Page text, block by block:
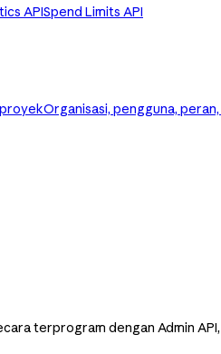
APISpend Limits API
Organisasi, pengguna,
terprogram dengan Admin